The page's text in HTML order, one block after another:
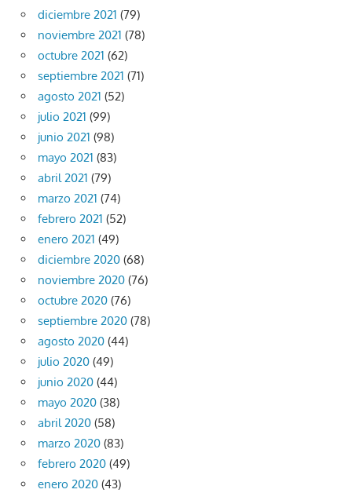
diciembre 2021 (79)
noviembre 2021 (78)
octubre 2021 (62)
septiembre 2021 (71)
agosto 2021 (52)
julio 2021 (99)
junio 2021 (98)
mayo 2021 (83)
abril 2021 (79)
marzo 2021 (74)
febrero 2021 (52)
enero 2021 (49)
diciembre 2020 (68)
noviembre 2020 (76)
octubre 2020 (76)
septiembre 2020 (78)
agosto 2020 (44)
julio 2020 (49)
junio 2020 (44)
mayo 2020 (38)
abril 2020 (58)
marzo 2020 (83)
febrero 2020 (49)
enero 2020 (43)